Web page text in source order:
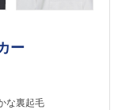
ー
な裏起毛